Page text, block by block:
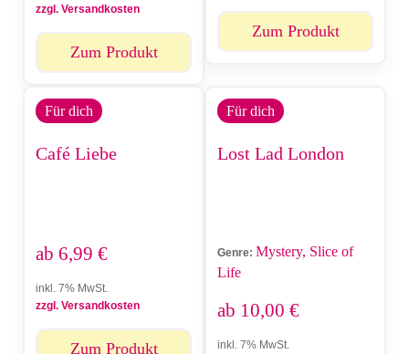
zzgl. Versandkosten
Zum Produkt
Zum Produkt
Für dich
Café Liebe
ab 6,99 €
inkl. 7% MwSt.
zzgl. Versandkosten
Zum Produkt
Für dich
Lost Lad London
Genre: Mystery, Slice of
Life
ab 10,00 €
inkl. 7% MwSt.